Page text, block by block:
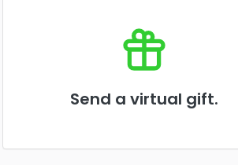
Send a virtual gift.